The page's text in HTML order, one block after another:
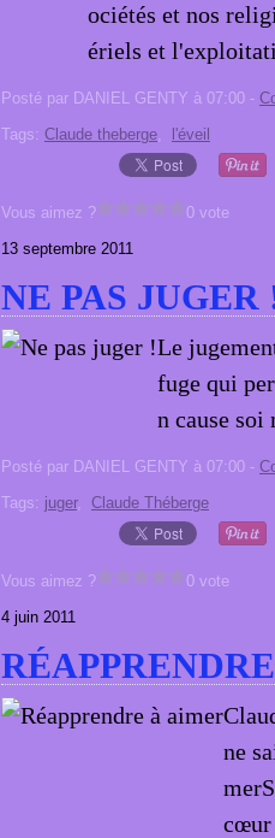
ociétés et nos
ériels et
Posté par DANIEL GENTY à 07:00 -
Tags: Claude theberge, l'éveil
Vous aimez ?
0 vote
13 septembre 2011
NE PAS JUGER
Le
fuge qui
n cause soi
Posté par DANIEL GENTY à 07:00 -
Tags: juger, Claude Théberge
Vous aimez ?
0 vote
4 juin 2011
ne
cœur